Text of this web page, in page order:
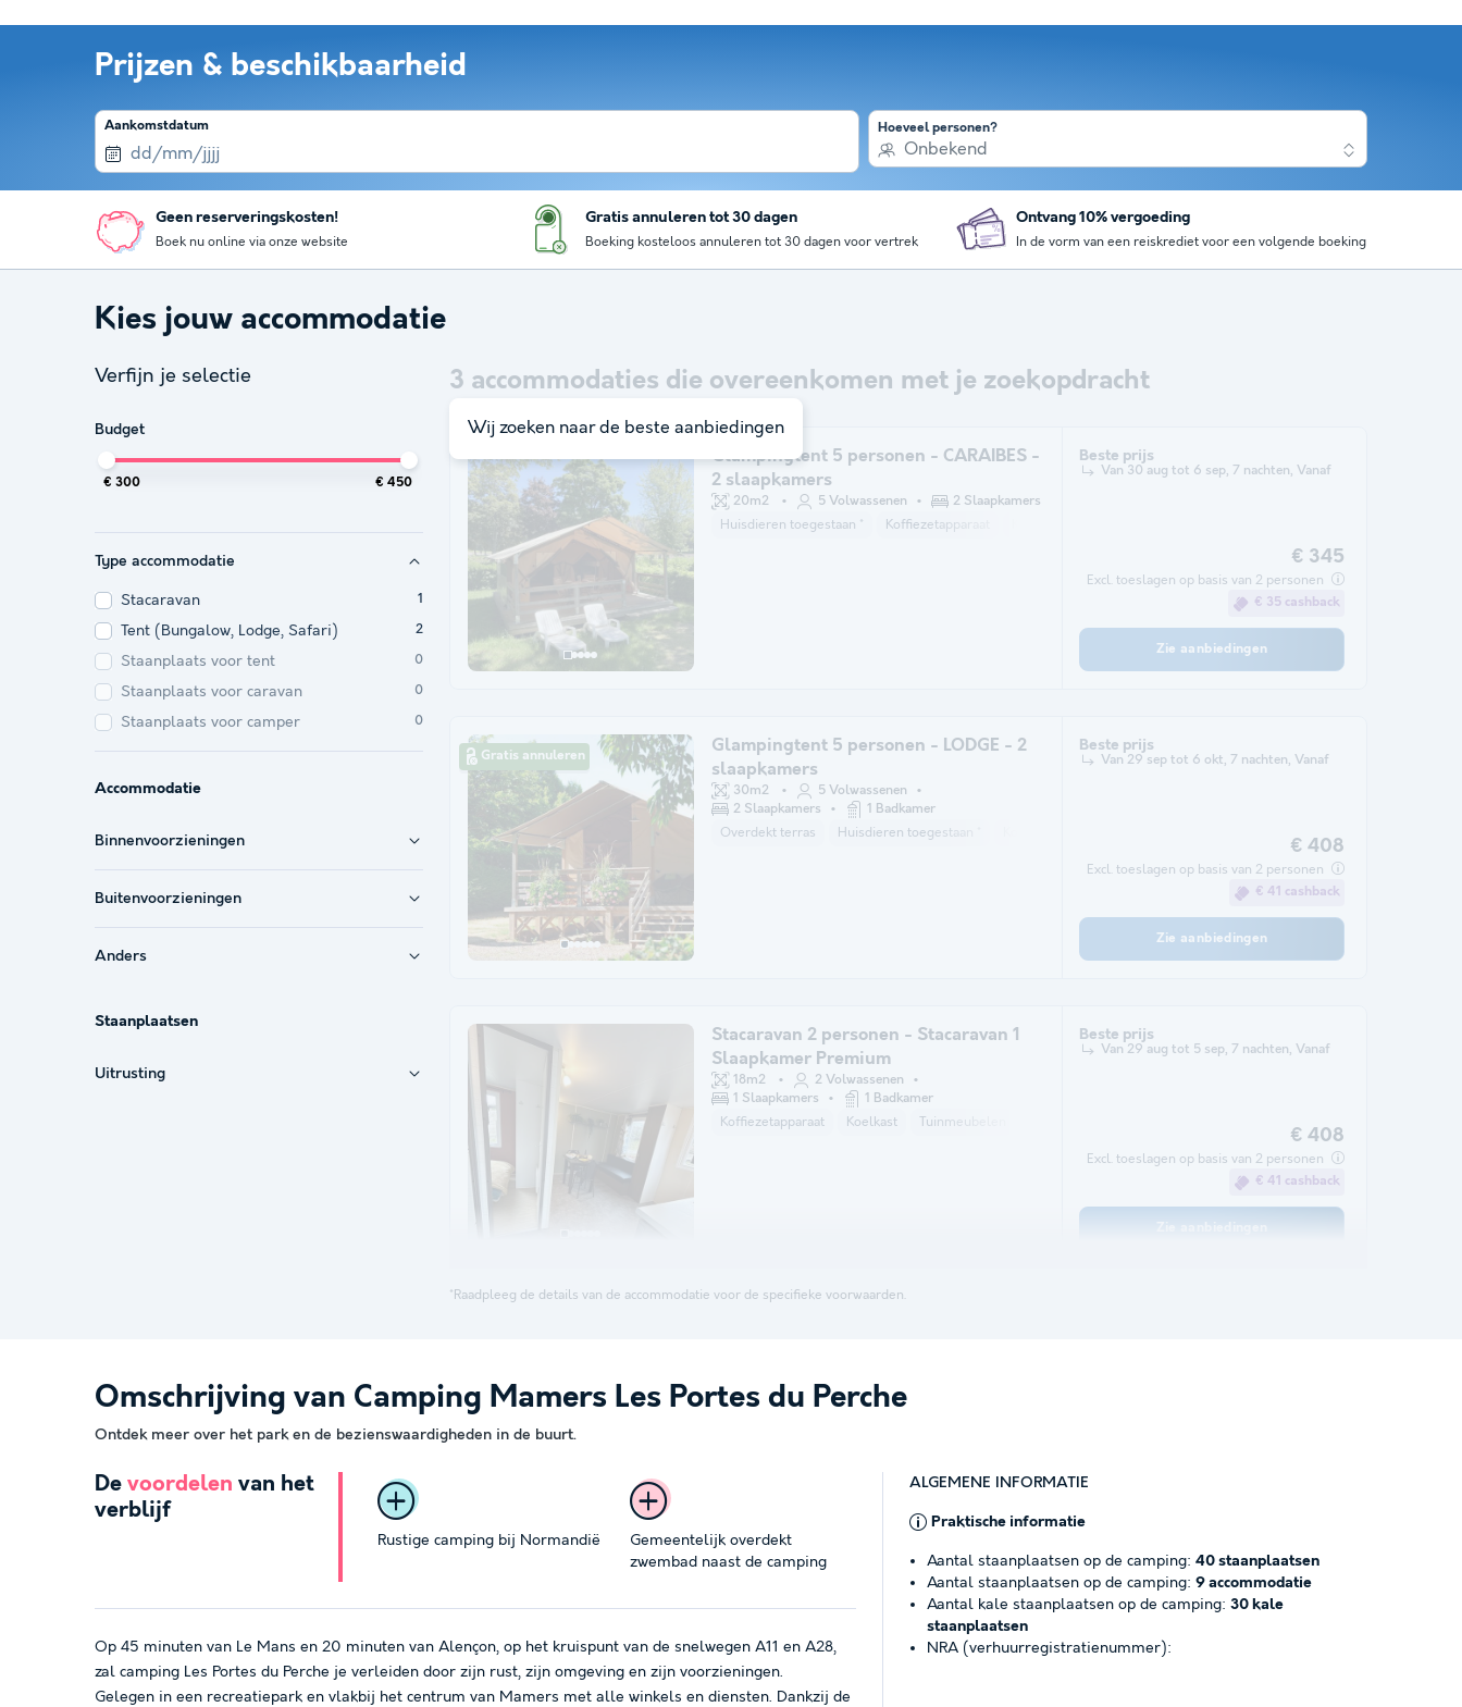
Prijzen & beschikbaarheid
Aankomstdatum Hoeveel personen?
Onbekend
Geen reserveringskosten!
Boek nu online via onze website
Gratis annuleren tot 30 dagen
Boeking kosteloos annuleren tot 30 dagen voor vertrek
Ontvang 10% vergoeding
In de vorm van een reiskrediet voor een volgende boeking
Kies jouw accommodatie
Verfijn je selectie
Budget
€ 300 € 450
Type accommodatie
Stacaravan 1
Tent (Bungalow, Lodge, Safari) 2
Staanplaats voor tent 0
Staanplaats voor caravan 0
Staanplaats voor camper 0
Accommodatie
Binnenvoorzieningen
Buitenvoorzieningen
Anders
Staanplaatsen
Uitrusting
3 accommodaties die overeenkomen met je zoekopdracht
Glampingtent 5 personen - CARAIBES -
2 slaapkamers
20m2 5 Volwassenen 2 Slaapkamers
Huisdieren toegestaan * Koffiezetapparaat
Beste prijs
Van 30 aug tot 6 sep, 7 nachten, Vanaf
€ 345
Excl. toeslagen op basis van 2 personen
€ 35 cashback
Zie aanbiedingen
Gratis annuleren
Glampingtent 5 personen - LODGE - 2
slaapkamers
30m2
5 Volwassenen
2 Slaapkamers
1 Badkamer
Overdekt terras Huisdieren toegestaan *
Beste prijs
Van 29 sep tot 6 okt, 7 nachten, Vanaf
€ 408
Excl. toeslagen op basis van 2 personen
€ 41 cashback
Zie aanbiedingen
Stacaravan 2 personen - Stacaravan 1
Slaapkamer Premium
18m2
2 Volwassenen
1 Slaapkamers
1 Badkamer
Koffiezetapparaat Koelkast Tuinmeubelen
Beste prijs
Van 29 aug tot 5 sep, 7 nachten, Vanaf
€ 408
Excl. toeslagen op basis van 2 personen
€ 41 cashback
Zie aanbiedingen
*Raadpleeg de details van de accommodatie voor de specifieke voorwaarden.
Wij zoeken naar de beste aanbiedingen
Omschrijving van Camping Mamers Les Portes du Perche
Ontdek meer over het park en de bezienswaardigheden in de buurt.
De voordelen van het
verblijf
Rustige camping bij Normandië
Gemeentelijk overdekt
zwembad naast de camping
Op 45 minuten van Le Mans en 20 minuten van Alençon, op het kruispunt van de snelwegen A11 en A28,
zal camping Les Portes du Perche je verleiden door zijn rust, zijn omgeving en zijn voorzieningen.
Gelegen in een recreatiepark en vlakbij het centrum van Mamers met alle winkels en diensten. Dankzij de
ALGEMENE INFORMATIE
Praktische informatie
Aantal staanplaatsen op de camping:40 staanplaatsen
Aantal staanplaatsen op de camping:9 accommodatie
Aantal kale staanplaatsen op de camping:30 kale
staanplaatsen
NRA (verhuurregistratienummer):